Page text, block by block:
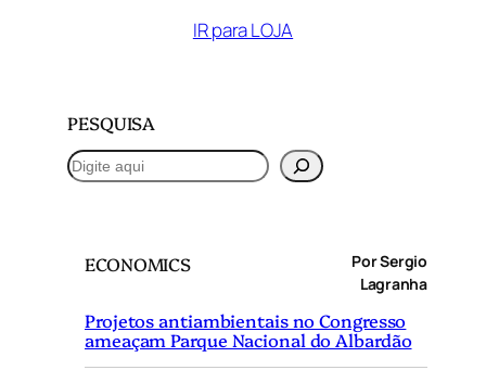
IR para LOJA
PESQUISA
P
e
ECONOMICS
Por Sergio
Lagranha
Projetos antiambientais no Congresso
ameaçam Parque Nacional do Albardão